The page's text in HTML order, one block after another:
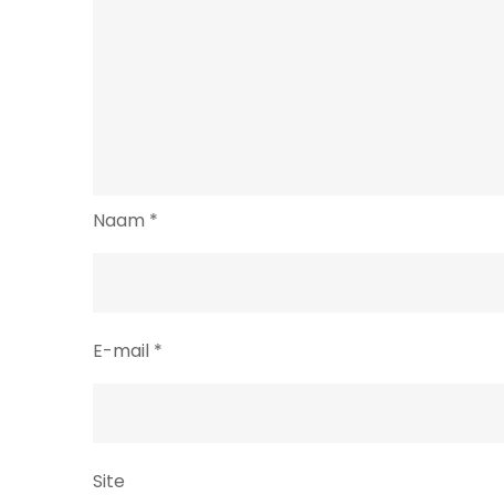
Naam *
E-mail *
Site